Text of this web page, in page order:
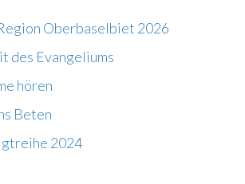
Oberbaselbiet 2026
des Evangeliums
hören
Beten
2024